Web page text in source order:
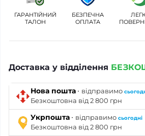
ГАРАНТІЙНИЙ
ТАЛОН
БЕЗПЕЧНА
ОПЛАТА
Доставка у відділення
Нова пошта · відправимо
Безкоштовна від 2 800 грн
Укрпошта · відправимо сьогодні
Безкоштовна від 2 800 грн